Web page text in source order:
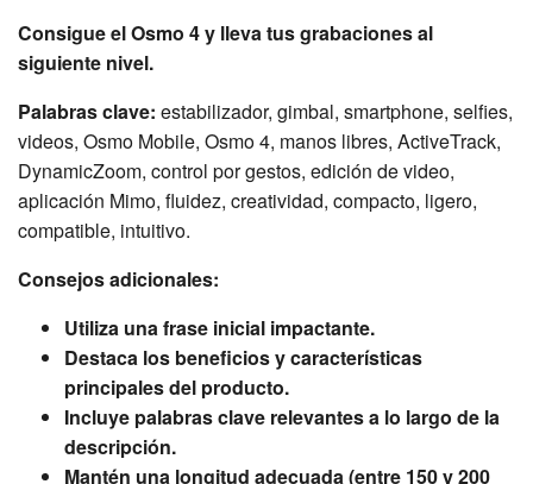
Consigue el Osmo 4 y lleva tus grabaciones al
siguiente nivel.
Palabras clave: estabilizador, gimbal, smartphone, selfies,
videos, Osmo Mobile, Osmo 4, manos libres, ActiveTrack,
DynamicZoom, control por gestos, edición de video,
aplicación Mimo, fluidez, creatividad, compacto, ligero,
compatible, intuitivo.
Consejos adicionales:
Utiliza una frase inicial impactante.
Destaca los beneficios y características
principales del producto.
Incluye palabras clave relevantes a lo largo de la
descripción.
Mantén una longitud adecuada (entre 150 y 200